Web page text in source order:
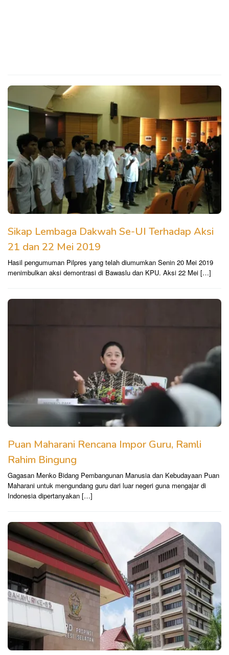
Sikap Lembaga Dakwah Se-UI Terhadap Aksi
21 dan 22 Mei 2019
Hasil pengumuman Pilpres yang telah diumumkan Senin 20 Mei 2019
menimbulkan aksi demontrasi di Bawaslu dan KPU. Aksi 22 Mei […]
Puan Maharani Rencana Impor Guru, Ramli
Rahim Bingung
Gagasan Menko Bidang Pembangunan Manusia dan Kebudayaan Puan
Maharani untuk mengundang guru dari luar negeri guna mengajar di
Indonesia dipertanyakan […]